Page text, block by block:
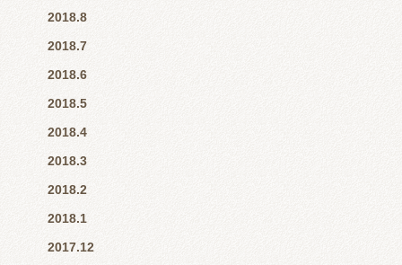
2018.8
2018.7
2018.6
2018.5
2018.4
2018.3
2018.2
2018.1
2017.12